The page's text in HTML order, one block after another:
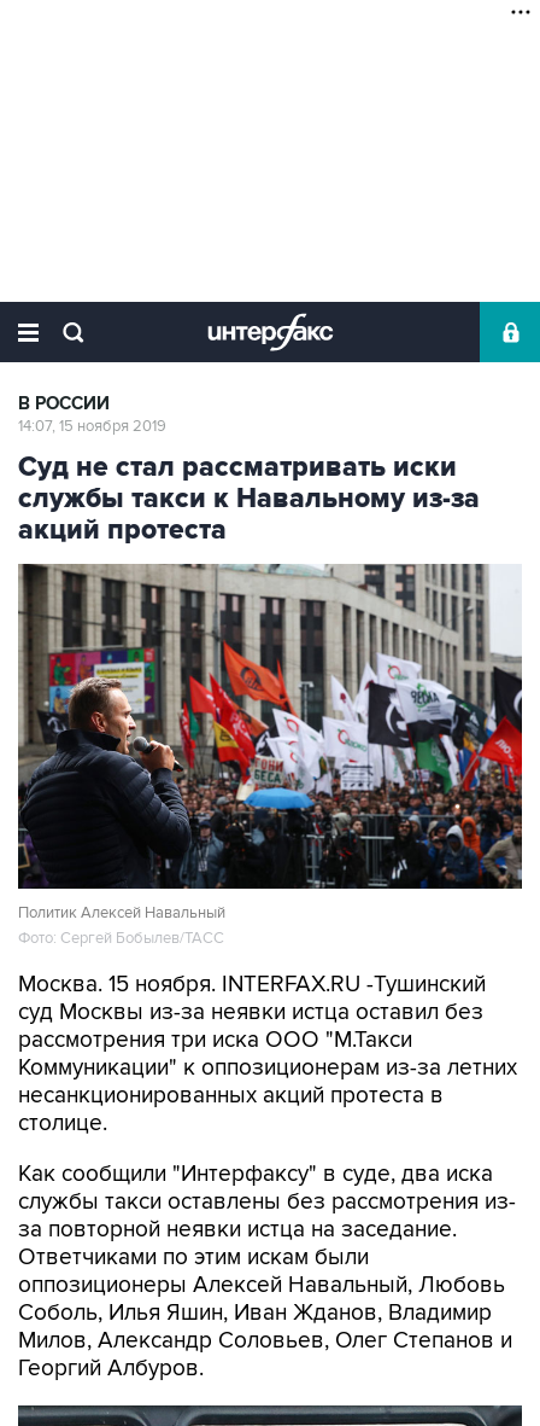
В РОССИИ
14:07, 15 ноября 2019
Суд не стал рассматривать иски
службы такси к Навальному из-за
акций протеста
Политик Алексей Навальный
Фото: Сергей Бобылев/ТАСС
Москва. 15 ноября. INTERFAX.RU -Тушинский
суд Москвы из-за неявки истца оставил без
рассмотрения три иска ООО "М.Такси
Коммуникации" к оппозиционерам из-за летних
несанкционированных акций протеста в
столице.
Как сообщили "Интерфаксу" в суде, два иска
службы такси оставлены без рассмотрения из-
за повторной неявки истца на заседание.
Ответчиками по этим искам были
оппозиционеры Алексей Навальный, Любовь
Соболь, Илья Яшин, Иван Жданов, Владимир
Милов, Александр Соловьев, Олег Степанов и
Георгий Албуров.